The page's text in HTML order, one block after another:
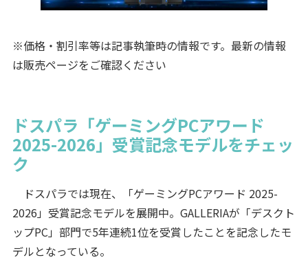
※価格・割引率等は記事執筆時の情報です。最新の情報
は販売ページをご確認ください
ドスパラ「ゲーミングPCアワード
2025-2026」受賞記念モデルをチェッ
ク
ドスパラでは現在、「ゲーミングPCアワード 2025-
2026」受賞記念モデルを展開中。GALLERIAが「デスクト
ップPC」部門で5年連続1位を受賞したことを記念したモ
デルとなっている。